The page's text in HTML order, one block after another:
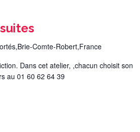
Comte-Robert,France
Dans cet atelier, ,chacun choisit son
au 01 60 62 64 39